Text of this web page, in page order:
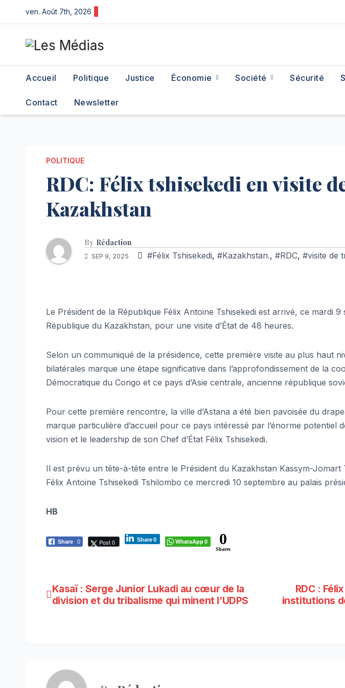
to
content
ven. Août 7th, 2026
Accueil Politique Justice Économie Société Sécurité
Contact Newsletter
POLITIQUE
RDC: Félix tshisekedi en visite
Kazakhstan
By Rédaction
SEP 9, 2025 #Félix Tshisekedi, #Kazakhstan., #RDC, #visite de
Le Président de la République Félix Antoine Tshisekedi est arrivé, ce mardi
République du Kazakhstan, pour une visite d’État de 48 heures.
Selon un communiqué de la présidence, cette première visite au plus haut
bilatérales marque une étape significative dans l’approfondissement de la
Démocratique du Congo et ce pays d’Asie centrale, ancienne république
Pour cette première rencontre, la ville d’Astana a été bien pavoisée du
marque particulière d’accueil pour ce pays intéressé par l’énorme potentiel
vision et le leadership de son Chef d’État Félix Tshisekedi.
Il est prévu un tête-à-tête entre le Président du Kazakhstan Kassym-Jomart
Félix Antoine Tshisekedi Tshilombo ce mercredi 10 septembre au palais
HB
Share 0 Post 0 Share0 WhatsApp0 0
Shares
Navigation
RDC :
institutions
Kasaï : Serge Junior Lukadi au cœur de la
division et du tribalisme qui minent l’UDPS